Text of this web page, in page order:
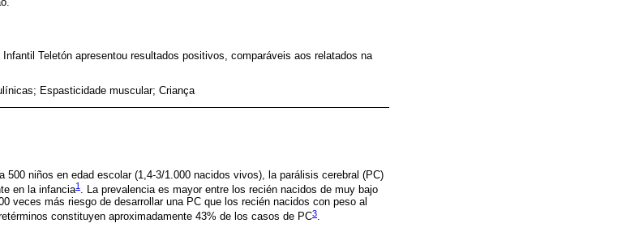
Teletón apresentou resultados positivos, comparáveis aos relatados na
Espasticidade muscular; Criança
500 niños en edad escolar (1,4-3/1.000 nacidos vivos), la parálisis cerebral (PC)
en la infancia1 . La prevalencia es mayor entre los recién nacidos de muy bajo
veces más riesgo de desarrollar una PC que los recién nacidos con peso al
constituyen aproximadamente 43% de los casos de PC3.